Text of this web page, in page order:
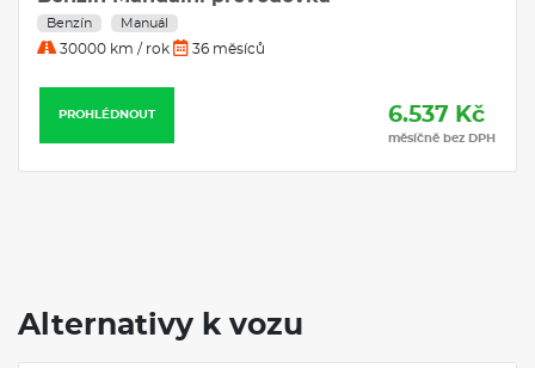
Benzín Manuál
30000 km / rok 36 měsíců
PROHLÉDNOUT 6.537 Kč
měsíčně bez DPH
Alternativy k vozu